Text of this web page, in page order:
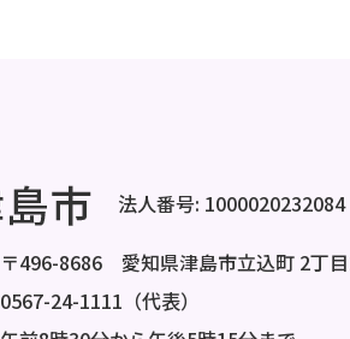
法人番号: 1000020232084
〒496-8686 愛知県津島市立込町 2丁
0567-24-1111（代表）